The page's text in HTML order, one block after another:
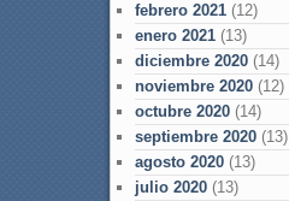
febrero 2021(12)
enero 2021(13)
diciembre 2020(14)
noviembre 2020(12)
octubre 2020(14)
septiembre 2020(13)
agosto 2020(13)
julio 2020(13)